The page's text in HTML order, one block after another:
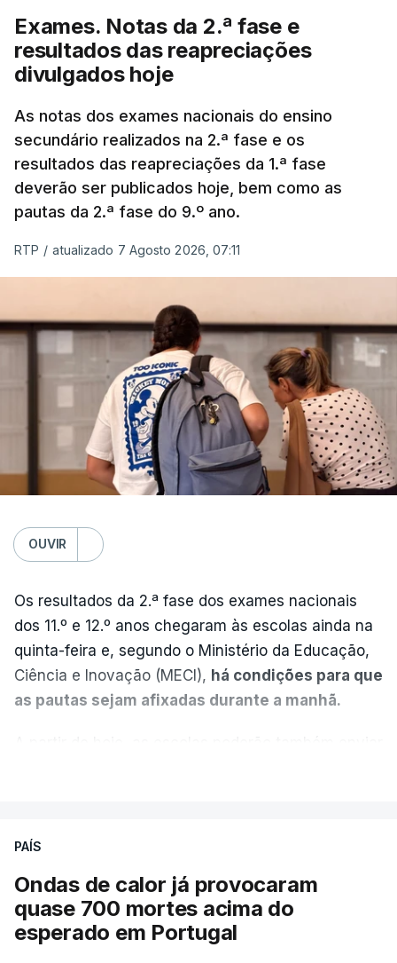
Exames. Notas da 2.ª fase e
resultados das reapreciações
divulgados hoje
As notas dos exames nacionais do ensino
secundário realizados na 2.ª fase e os
resultados das reapreciações da 1.ª fase
deverão ser publicados hoje, bem como as
pautas da 2.ª fase do 9.º ano.
RTP / atualizado 7 Agosto 2026, 07:11
OUVIR
Os resultados da 2.ª fase dos exames nacionais
dos 11.º e 12.º anos chegaram às escolas ainda na
quinta-feira e, segundo o Ministério da Educação,
Ciência e Inovação (MECI), há condições para que
as pautas sejam afixadas durante a manhã.
dependia da apresentação de um requerimento,
mas o Governo decidiu, a partir deste ano,
disponibilizar a cópia dos exames classificados a
PAÍS
Ondas de calor já provocaram
quase 700 mortes acima do
esperado em Portugal